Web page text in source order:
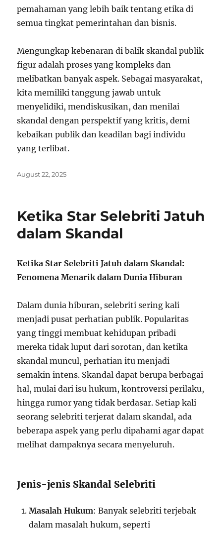
pemahaman yang lebih baik tentang etika di
semua tingkat pemerintahan dan bisnis.
Mengungkap kebenaran di balik skandal publik
figur adalah proses yang kompleks dan
melibatkan banyak aspek. Sebagai masyarakat,
kita memiliki tanggung jawab untuk
menyelidiki, mendiskusikan, dan menilai
skandal dengan perspektif yang kritis, demi
kebaikan publik dan keadilan bagi individu
yang terlibat.
Posted
August 22, 2025
Ketika Star Selebriti Jatuh
dalam Skandal
Ketika Star Selebriti Jatuh dalam Skandal:
Fenomena Menarik dalam Dunia Hiburan
Dalam dunia hiburan, selebriti sering kali
menjadi pusat perhatian publik. Popularitas
yang tinggi membuat kehidupan pribadi
mereka tidak luput dari sorotan, dan ketika
skandal muncul, perhatian itu menjadi
semakin intens. Skandal dapat berupa berbagai
hal, mulai dari isu hukum, kontroversi perilaku,
hingga rumor yang tidak berdasar. Setiap kali
seorang selebriti terjerat dalam skandal, ada
beberapa aspek yang perlu dipahami agar dapat
melihat dampaknya secara menyeluruh.
Jenis-jenis Skandal Selebriti
Masalah Hukum: Banyak selebriti terjebak
dalam masalah hukum, seperti